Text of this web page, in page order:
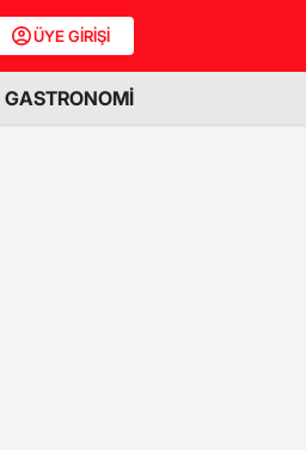
ÜYE GİRİŞİ
GASTRONOMİ